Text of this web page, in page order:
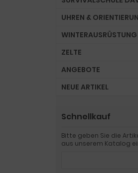
UHREN &
WINTERAUSRÜSTUNG
ZELTE
ANGEBOTE
NEUE ARTIKEL
Schnellkauf
Bitte geben Sie die
aus unserem Katalog